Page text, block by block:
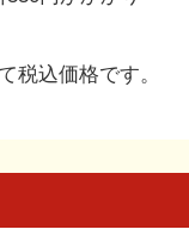
税込価格です。